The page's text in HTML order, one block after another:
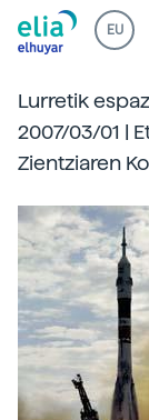
EU
Lurretik
2007/03/01 |
Zientziaren